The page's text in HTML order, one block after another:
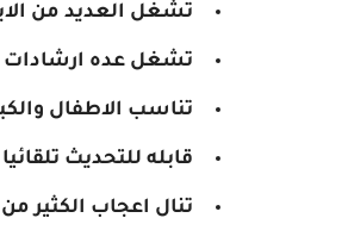
تشغل العديد من
تشغل عده ارشادات
تناسب الاطفال
قابله للتحديث تلقائيا
تنال اعجاب الكثير